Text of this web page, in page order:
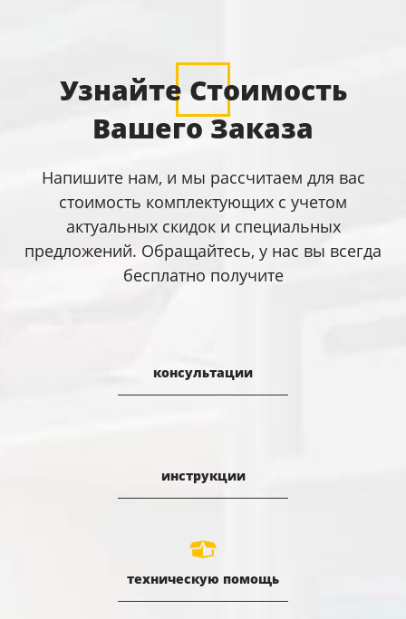
Узнайте Стоимость
Вашего Заказа
Напишите нам, и мы рассчитаем для вас
стоимость комплектующих с учетом
актуальных скидок и специальных
предложений. Обращайтесь, у нас вы всегда
бесплатно получите
консультации
инструкции
техническую помощь